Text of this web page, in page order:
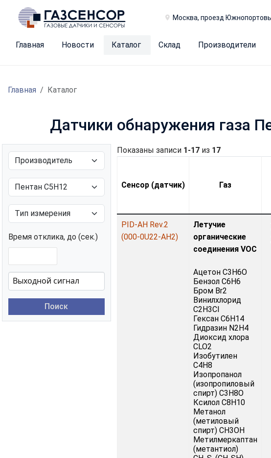
Москва, проезд
Главная Новости Каталог Склад Производители
Главная Каталог
Датчики обнаружения газа
Время отклика, до (сек.)
Поиск
Показаны записи 1-17из 17
Сенсор (датчик) Газ
PID-AH Rev.2
(000-0U22-AH2)
Летучие
органические
соединения VOC
Ацетон C3H6O
Бензол C6H6
Бром Br2
Винилхлорид
C2H3Cl
Гексан C6H14
Гидразин N2H4
Диоксид хлора
CLO2
Изобутилен
C4H8
Изопропанол
(изопропиловый
спирт) C3H8O
Ксилол C8H10
Метанол
(метиловый
спирт) CH3OH
Метилмеркаптан
(метантиол)